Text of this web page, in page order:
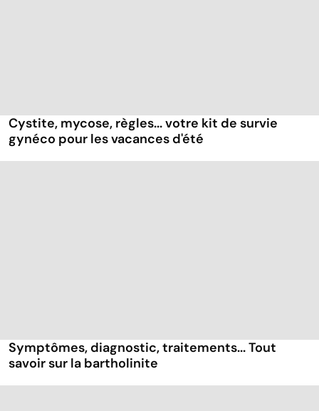
Cystite, mycose, règles... votre kit de survie
gynéco pour les vacances d'été
Symptômes, diagnostic, traitements... Tout
savoir sur la bartholinite